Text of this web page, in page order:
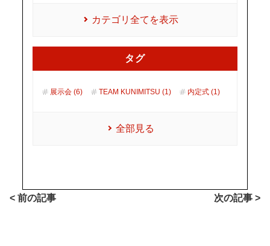
カテゴリ全てを表示
タグ
展示会 (6) TEAM KUNIMITSU (1) 内定式 (1)
全部見る
< 前の記事 次の記事 >